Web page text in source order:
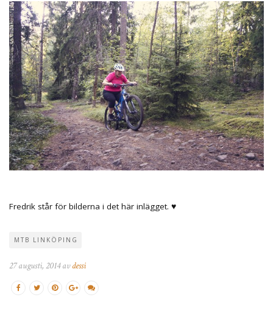
Fredrik står för bilderna i det här inlägget. ♥
MTB LINKÖPING
27 augusti, 2014 avdessi